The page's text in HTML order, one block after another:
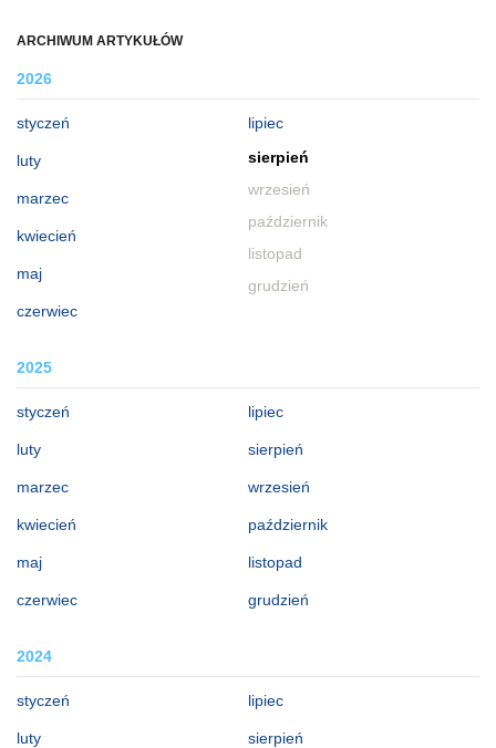
ARCHIWUM ARTYKUŁÓW
2026
styczeń
luty
marzec
kwiecień
maj
czerwiec
lipiec
sierpień
wrzesień
październik
listopad
grudzień
2025
styczeń
luty
marzec
kwiecień
maj
czerwiec
lipiec
sierpień
wrzesień
październik
listopad
grudzień
2024
styczeń
luty
lipiec
sierpień